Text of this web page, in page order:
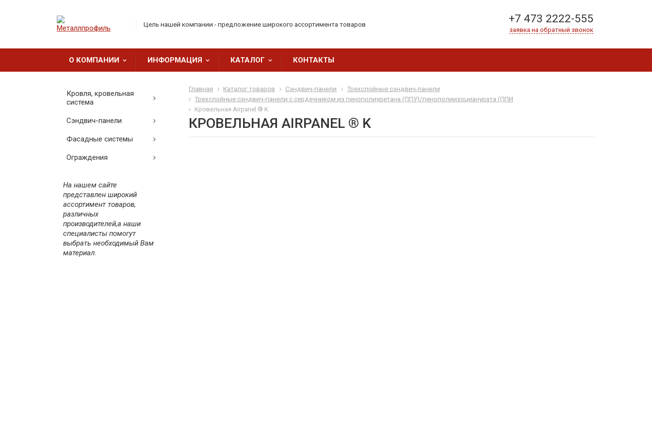
Цель нашей компании - предложение широкого ассортимента товаров +7 473 2222-555
заявка на обратный звонок
О КОМПАНИИ ИНФОРМАЦИЯ КАТАЛОГ КОНТАКТЫ
Кровля, кровельная
система
Сэндвич-панели
Фасадные системы
Ограждения
На нашем сайте
представлен широкий
ассортимент товаров,
различных
производителей,а наши
специалисты помогут
выбрать необходимый Вам
материал.
Главная Каталог товаров Сэндвич-панели
Трехслойные сэндвич-панели
Трехслойные сэндвич-панели c сердечником из пенополиуретана (ППУ)/пенополиизоцианурата (ППИ
Кровельная Airpanel ® K
КРОВЕЛЬНАЯ AIRPANEL ® K